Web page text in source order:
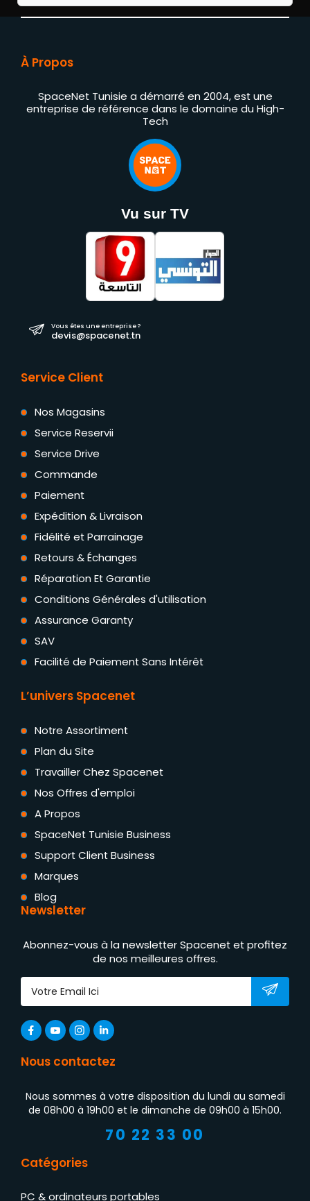
À Propos
SpaceNet Tunisie a démarré en 2004, est une
entreprise de référence dans le domaine du High-
Tech
Vu sur TV
Vous êtes une entreprise ?
devis@spacenet.tn
Service Client
Nos Magasins
Service Reservii
Service Drive
Commande
Paiement
Expédition & Livraison
Fidélité et Parrainage
Retours & Échanges
Réparation Et Garantie
Conditions Générales d'utilisation
Assurance Garanty
SAV
Facilité de Paiement Sans Intérêt
L’univers Spacenet
Notre Assortiment
Plan du Site
Travailler Chez Spacenet
Nos Offres d'emploi
A Propos
SpaceNet Tunisie Business
Support Client Business
Marques
Blog
Newsletter
Abonnez-vous à la newsletter Spacenet et profitez
de nos meilleures offres.
Nous contactez
Nous sommes à votre disposition du lundi au samedi
de 08h00 à 19h00 et le dimanche de 09h00 à 15h00.
70 22 33 00
Catégories
PC & ordinateurs portables